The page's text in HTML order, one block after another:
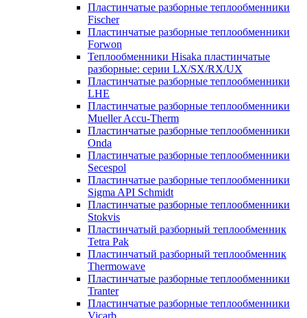
Пластинчатые разборные теплообменники
Fischer
Пластинчатые разборные теплообменники
Forwon
Теплообменники Hisaka пластинчатые
разборные: серии LX/SX/RX/UX
Пластинчатые разборные теплообменники
LHE
Пластинчатые разборные теплообменники
Mueller Accu-Therm
Пластинчатые разборные теплообменники
Onda
Пластинчатые разборные теплообменники
Secespol
Пластинчатые разборные теплообменники
Sigma API Schmidt
Пластинчатые разборные теплообменники
Stokvis
Пластинчатый разборный теплообменник
Tetra Pak
Пластинчатый разборный теплообменник
Thermowave
Пластинчатые разборные теплообменники
Tranter
Пластинчатые разборные теплообменники
Vicarb